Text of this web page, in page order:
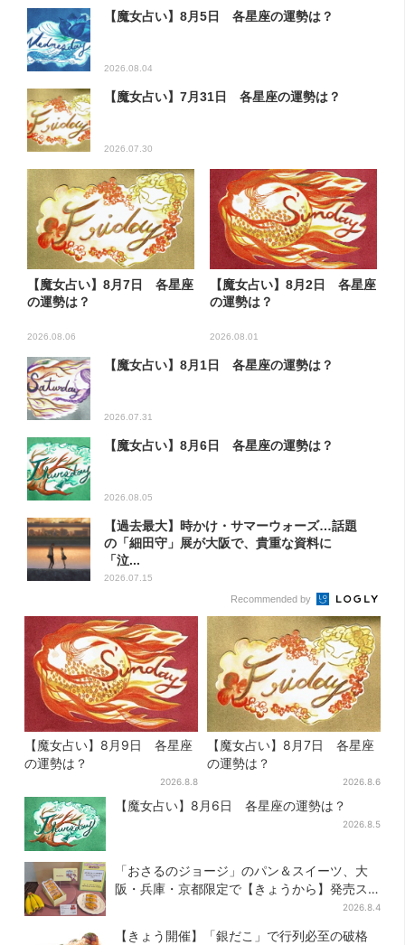
【魔女占い】8月5日 各星座の運勢は？
2026.08.04
【魔女占い】7月31日 各星座の運勢は？
2026.07.30
【魔女占い】8月7日 各星座
の運勢は？
2026.08.06
【魔女占い】8月2日 各星座
の運勢は？
2026.08.01
【魔女占い】8月1日 各星座の運勢は？
2026.07.31
【魔女占い】8月6日 各星座の運勢は？
2026.08.05
【過去最大】時かけ・サマーウォーズ…話題
の「細田守」展が大阪で、貴重な資料に
「泣...
2026.07.15
Recommended by
【魔女占い】8月9日 各星座
の運勢は？
2026.8.8
【魔女占い】8月7日 各星座
の運勢は？
2026.8.6
【魔女占い】8月6日 各星座の運勢は？
2026.8.5
「おさるのジョージ」のパン＆スイーツ、大
阪・兵庫・京都限定で【きょうから】発売ス
2026.8.4
【きょう開催】「銀だこ」で行列必至の破格